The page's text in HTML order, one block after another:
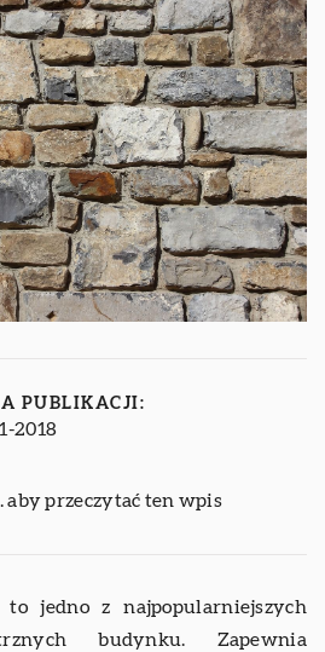
PUBLIKACJI:
2018
aby przeczytać ten wpis
jedno z najpopularniejszych
budynku. Zapewnia